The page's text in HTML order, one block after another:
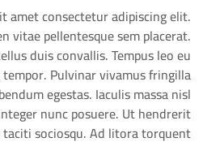
amet consectetur adipiscing elit.
vitae pellentesque sem placerat.
duis convallis. Tempus leo eu
Pulvinar vivamus fringilla
egestas. Iaculis massa nisl
nunc posuere. Ut hendrerit
sociosqu. Ad litora torquent